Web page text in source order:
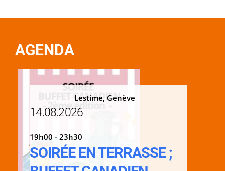
AGENDA
Lestime, Genève
14.08.2026
19h00 - 23h30
SOIRÉE EN TERRASSE ;